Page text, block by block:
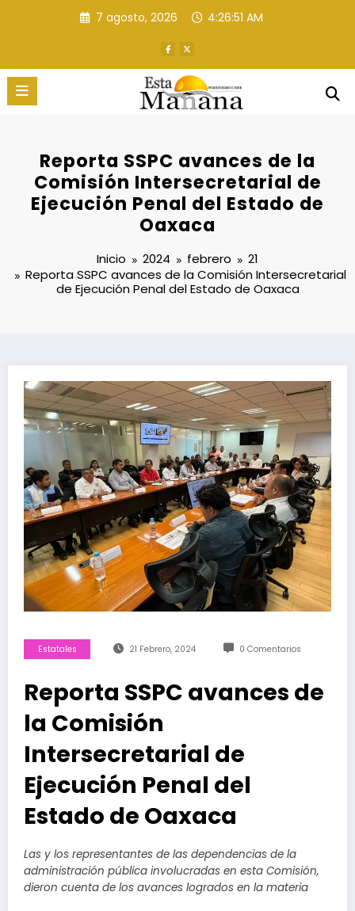
7 agosto, 2026 4:26:52 AM
Reporta SSPC avances de la
Comisión Intersecretarial de
Ejecución Penal del Estado de
Oaxaca
Inicio 2024 febrero
21
Reporta SSPC avances de la Comisión Intersecretarial
de Ejecución Penal del Estado de Oaxaca
Estatales 21 Febrero, 2024 0 Comentarios
Reporta SSPC avances de
la Comisión
Intersecretarial de
Ejecución Penal del
Estado de Oaxaca
Las y los representantes de las dependencias de la
administración pública involucradas en esta Comisión,
dieron cuenta de los avances logrados en la materia